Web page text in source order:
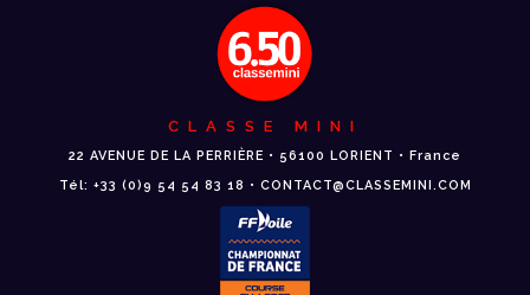
CLASSE MINI
22 AVENUE DE LA PERRIÈRE • 56100 LORIENT • France
Tél: +33 (0)9 54 54 83 18 • CONTACT@CLASSEMINI.COM